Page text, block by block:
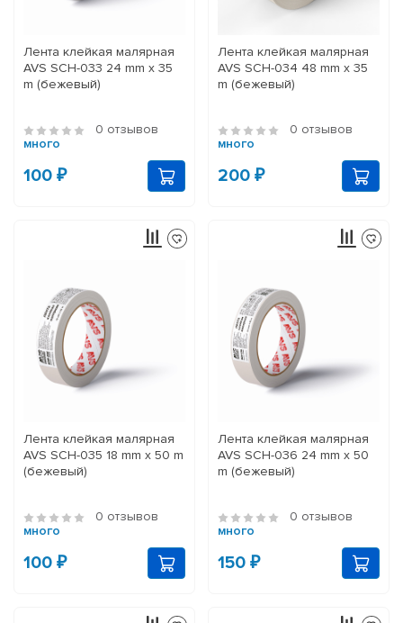
Лента клейкая малярная
AVS SCH-033 24 mm x 35
m (бежевый)
0 отзывов
много
100 ₽
Лента клейкая малярная
AVS SCH-034 48 mm x 35
m (бежевый)
0 отзывов
много
200 ₽
Лента клейкая малярная
AVS SCH-035 18 mm x 50 m
(бежевый)
0 отзывов
много
100 ₽
Лента клейкая малярная
AVS SCH-036 24 mm x 50
m (бежевый)
0 отзывов
много
150 ₽